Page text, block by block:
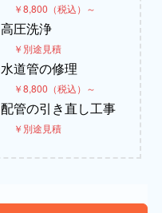
￥8,800（税込）～
高圧洗浄
￥別途見積
水道管の修理
￥8,800（税込）～
配管の引き直し工事
￥別途見積